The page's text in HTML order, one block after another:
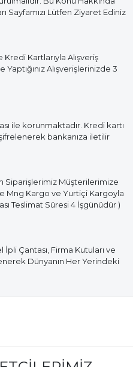
Sayfamızı Lütfen Ziyaret Ediniz
Kredi Kartlarıyla Alışveriş
Alışverişlerinizde 3
ile korunmaktadır. Kredi kartı
bankanıza iletilir
Siparişlerimiz Müşterilerimize
Mng Kargo ve Yurtiçi Kargoyla
Teslimat Süresi 4 İşgünüdür )
İpli Çantası, Firma Kutuları ve
Dünyanın Her Yerindeki